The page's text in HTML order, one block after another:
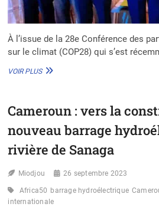
À l’issue de la 28e Conférence des
sur le climat (COP28) qui s’est
VOIR PLUSCOP
REÇOIT
M$
POUR
LA
DU
DÉVELOPPEMENT
DURABLE
Cameroun : vers la
nouveau barrage
rivière de Sanaga
Miodjou 26 septembre 2023
Africa50 barrage hydroélectrique
internationale